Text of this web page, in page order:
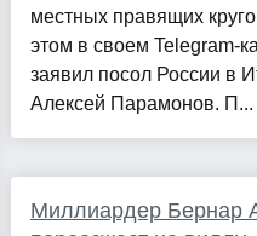
местных правящих
этом в своем Telegram-
заявил посол России в
Алексей Парамонов. П...
Миллиардер Бернар